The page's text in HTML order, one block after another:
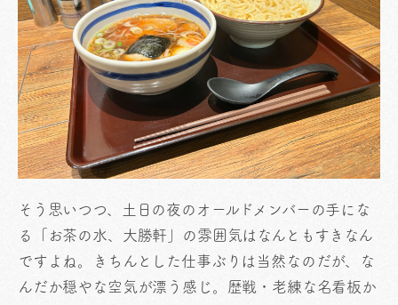
そう思いつつ、土日の夜のオールドメンバーの手にな
る「お茶の水、大勝軒」の雰囲気はなんともすきなん
ですよね。きちんとした仕事ぶりは当然なのだが、な
んだか穏やな空気が漂う感じ。歴戦・老練な名看板か